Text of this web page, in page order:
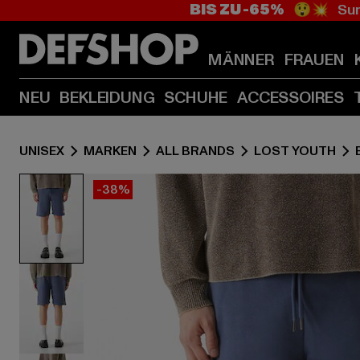
BIS ZU -65% 😲💥
MÄNNER FRAUEN
NEU BEKLEIDUNG SCHUHE ACCESSOIRES
UNISEX MARKEN ALL BRANDS LOST YOUTH
-38%